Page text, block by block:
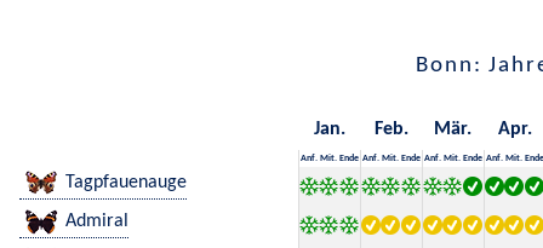
Bonn:
Jan. Feb. Mär. Apr.
Anf. Mit. Ende Anf. Mit. Ende Anf. Mit. Ende Anf. Mit. Ende
Tagpfauenauge
Admiral